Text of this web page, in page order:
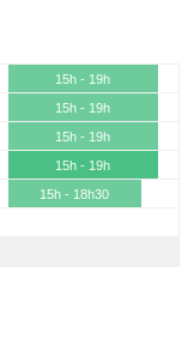
15h - 19h
15h - 19h
15h - 19h
15h - 19h
15h - 18h30